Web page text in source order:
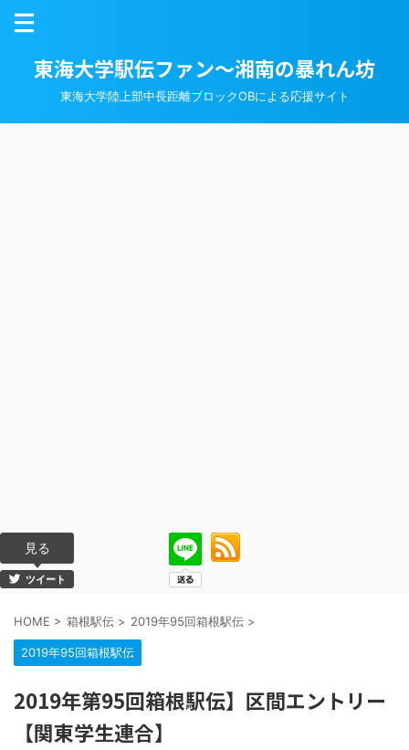
東海大学駅伝ファン～湘南の暴れん坊
東海大学陸上部中長距離ブロックOBによる応援サイト
見る
ツイート
HOME > 箱根駅伝 > 2019年95回箱根駅伝 >
2019年95回箱根駅伝
2019年第95回箱根駅伝】区間エントリー
【関東学生連合】